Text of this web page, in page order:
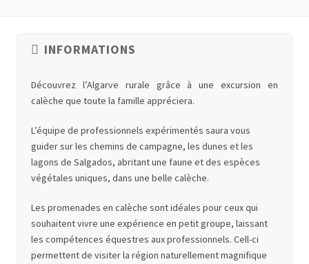
INFORMATIONS
Découvrez l’Algarve rurale grâce à une excursion en
calèche que toute la famille appréciera.
L’équipe de professionnels expérimentés saura vous
guider sur les chemins de campagne, les dunes et les
lagons de Salgados, abritant une faune et des espèces
végétales uniques, dans une belle calèche.
Les promenades en calèche sont idéales pour ceux qui
souhaitent vivre une expérience en petit groupe, laissant
les compétences équestres aux professionnels. Cell-ci
permettent de visiter la région naturellement magnifique